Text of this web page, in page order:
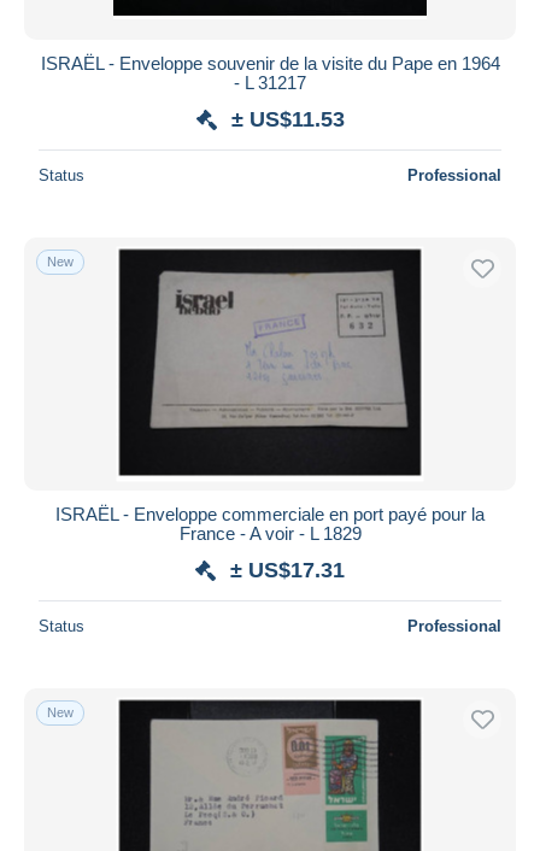
ISRAËL - Enveloppe souvenir de la visite du Pape en 1964
- L 31217
± US$11.53
Status Professional
New
ISRAËL - Enveloppe commerciale en port payé pour la
France - A voir - L 1829
± US$17.31
Status Professional
New